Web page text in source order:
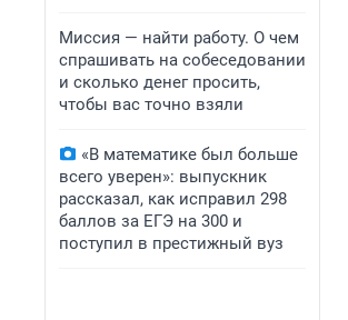
Миссия — найти работу. О чем
спрашивать на собеседовании
и сколько денег просить,
чтобы вас точно взяли
«В математике был больше
всего уверен»: выпускник
рассказал, как исправил 298
баллов за ЕГЭ на 300 и
поступил в престижный вуз